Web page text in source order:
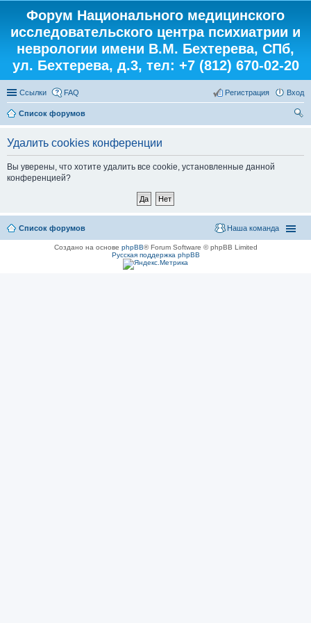
Форум Национального медицинского
исследовательского центра психиатрии и
неврологии имени В.М. Бехтерева, СПб,
ул. Бехтерева, д.3, тел: +7 (812) 670-02-20
Ссылки FAQ Вход
Регистрация
Список форумов
Удалить cookies конференции
Вы уверены, что хотите удалить все cookie, установленные данной
конференцией?
Список форумов Наша команда
Создано на основе phpBB® Forum Software © phpBB Limited
Русская поддержка phpBB